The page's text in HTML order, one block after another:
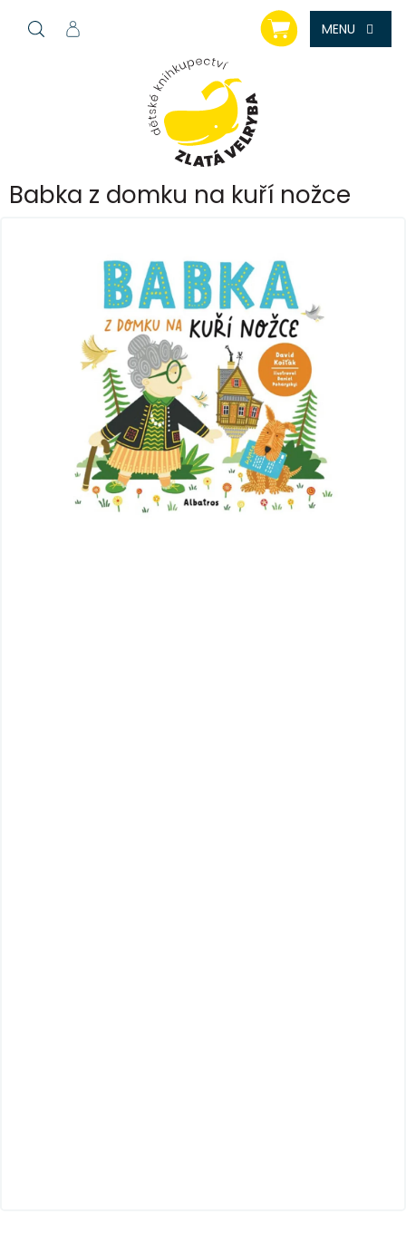
NÁKUPNÍ
KOŠÍK
Babka z domku na kuří nožce